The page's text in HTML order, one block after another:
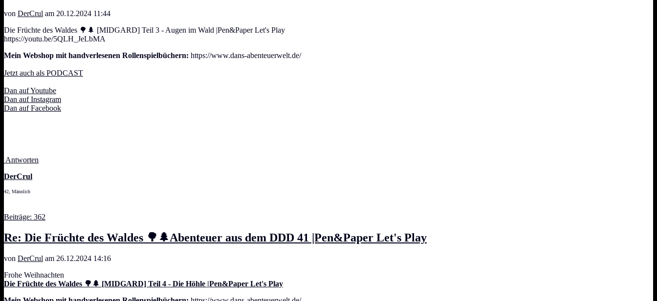
von DerCrul am 20.12.2024 11:44
Die Früchte des Waldes 🌳🌲 [MIDGARD] Teil 3 - Augen im Wald |Pen&Paper Let's Play
https://youtu.be/5QLH_JeLbMA
Mein Webshop mit handverlesenen Rollenspielbüchern: https://www.dans-abenteuerwelt.de/
Jetzt auch als PODCAST
Dan auf Youtube
Dan auf Instagram
Dan auf Facebook
Antworten
DerCrul
42, Männlich
Beiträge: 362
Re: Die Früchte des Waldes 🌳🌲Abenteuer aus dem DDD 41 |Pen&Paper Let's Play
von DerCrul am 26.12.2024 14:16
Frohe Weihnachten
Die Früchte des Waldes 🌳🌲 [MIDGARD] Teil 4 - Die Höhle |Pen&Paper Let's Play